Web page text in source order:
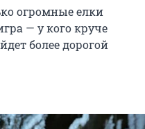
огромные елки
— у кого круче
более дорогой